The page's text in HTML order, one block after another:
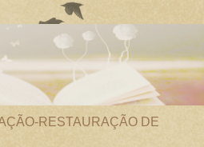
RESTAURAÇÃO DE